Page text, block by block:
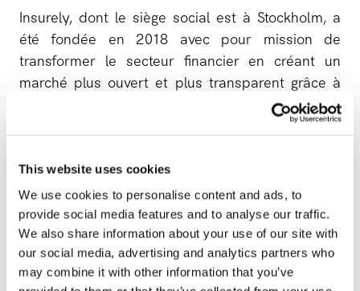
This website uses cookies
We use cookies to personalise content and ads, to
provide social media features and to analyse our traffic.
We also share information about your use of our site with
our social media, advertising and analytics partners who
may combine it with other information that you’ve
Insurely, dont le siège social est à Stockholm, a
été fondée en 2018 avec pour mission de
transformer le secteur financier en créant un
marché plus ouvert et plus transparent grâce à
des API innovantes et des solutions d’open
finance faciles à utiliser, orientées sur les
Aujourd'hui, l'infrastructure de données d'Insurely
alimente la prochaine génération de services
financiers basés sur l'IA, permettant aux
institutions financières et aux innovateurs de
créer des expériences client intelligentes,
personnalisées et fluides. Pour en savoir plus,